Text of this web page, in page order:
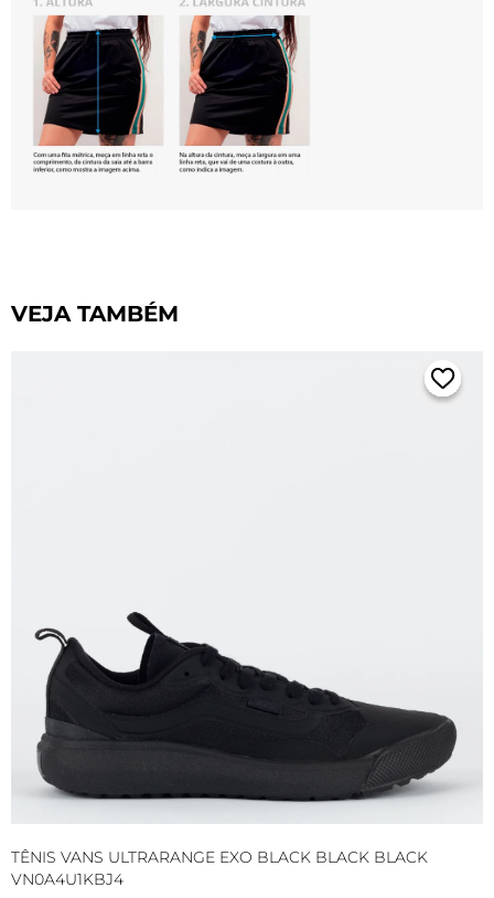
VEJA TAMBÉM
TÊNIS VANS ULTRARANGE EXO BLACK BLACK BLACK
VN0A4U1KBJ4